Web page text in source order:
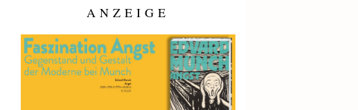
ANZEIGE